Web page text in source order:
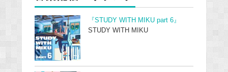
『STUDY WITH MIKU part 6』
STUDY WITH MIKU